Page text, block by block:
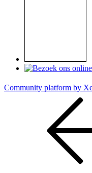
Community platform by